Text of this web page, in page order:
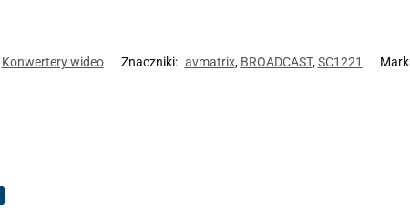
Konwertery wideo Znaczniki: avmatrix, BROADCAST,SC1221